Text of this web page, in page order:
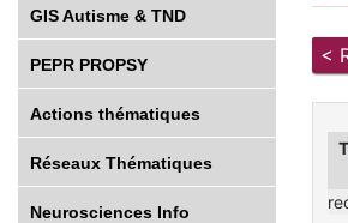
GIS Autisme & TND
PEPR PROPSY
Actions thématiques
Réseaux Thématiques
Neurosciences Info
<